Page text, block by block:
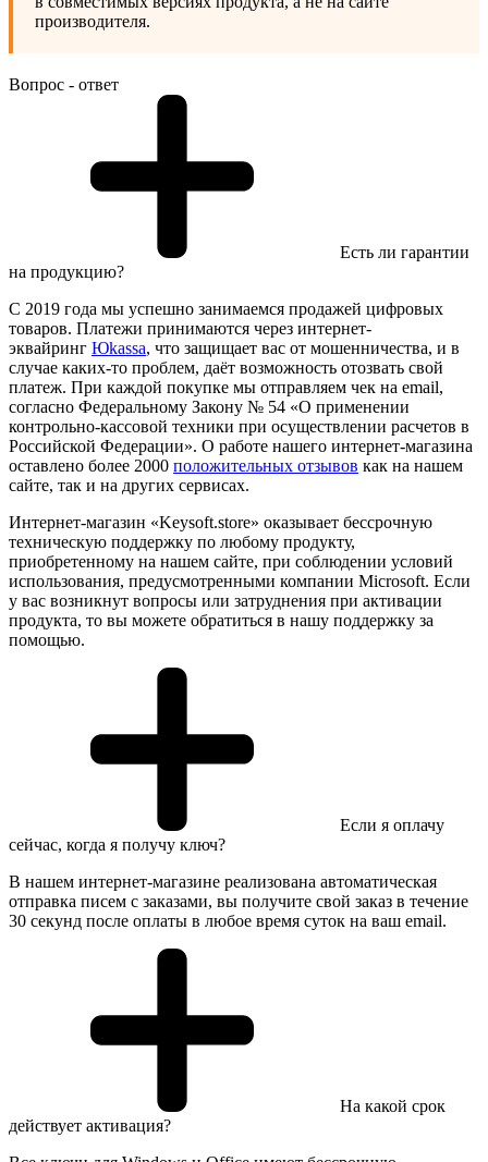
производителя.
Вопрос - ответ
Есть ли гарантии
на продукцию?
С 2019 года мы успешно занимаемся продажей цифровых
товаров. Платежи принимаются через интернет-
эквайринг Юkassa, что защищает вас от мошенничества, и в
случае каких-то проблем, даёт возможность отозвать свой
платеж. При каждой покупке мы отправляем чек на email,
согласно Федеральному Закону № 54 «О применении
контрольно-кассовой техники при осуществлении расчетов в
Российской Федерации». О работе нашего интернет-магазина
оставлено более 2000 положительных отзывов как на нашем
сайте, так и на других сервисах.
Интернет-магазин «Keysoft.store» оказывает бессрочную
техническую поддержку по любому продукту,
приобретенному на нашем сайте, при соблюдении условий
использования, предусмотренными компании Microsoft. Если
у вас возникнут вопросы или затруднения при активации
продукта, то вы можете обратиться в нашу поддержку за
помощью.
Если я оплачу
сейчас, когда я получу ключ?
В нашем интернет-магазине реализована автоматическая
отправка писем с заказами, вы получите свой заказ в течение
30 секунд после оплаты в любое время суток на ваш email.
На какой срок
действует активация?